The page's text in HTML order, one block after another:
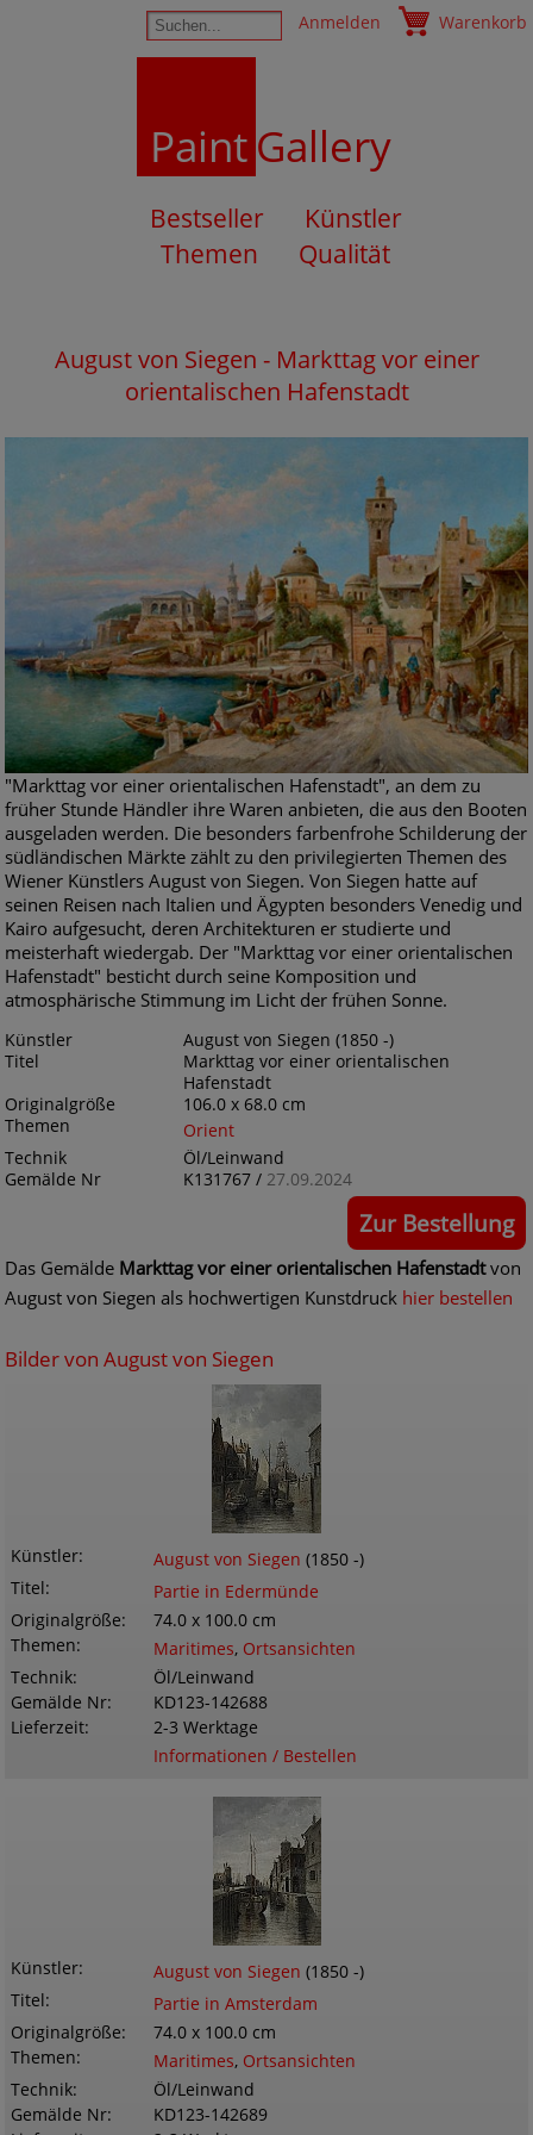
Anmelden Warenkorb
PaintGallery
Bestseller
Künstler
Themen
Qualität
August von Siegen - Markttag vor einer
orientalischen Hafenstadt
"Markttag vor einer orientalischen Hafenstadt", an dem zu
früher Stunde Händler ihre Waren anbieten, die aus den Booten
ausgeladen werden. Die besonders farbenfrohe Schilderung der
südländischen Märkte zählt zu den privilegierten Themen des
Wiener Künstlers August von Siegen. Von Siegen hatte auf
seinen Reisen nach Italien und Ägypten besonders Venedig und
Kairo aufgesucht, deren Architekturen er studierte und
meisterhaft wiedergab. Der "Markttag vor einer orientalischen
Hafenstadt" besticht durch seine Komposition und
atmosphärische Stimmung im Licht der frühen Sonne.
Künstler
August von Siegen (1850 -)
Titel
Markttag vor einer orientalischen
Hafenstadt
Originalgröße
106.0 x 68.0 cm
Themen
Orient
Technik
Öl/Leinwand
Gemälde Nr
K131767 / 27.09.2024
Zur Bestellung
Das Gemälde Markttag vor einer orientalischen Hafenstadtvon
August von Siegen als hochwertigen Kunstdruck hier bestellen
Bilder von August von Siegen
Künstler August von Siegen (1850 -)
Titel
Partie in Edermünde
Originalgröße
74.0 x 100.0 cm
Themen
Maritimes, Ortsansichten
Technik
Öl/Leinwand
Gemälde Nr
KD123-142688
Lieferzeit
2-3 Werktage
Informationen / Bestellen
Künstler August von Siegen (1850 -)
Titel
Partie in Amsterdam
Originalgröße
74.0 x 100.0 cm
Themen
Maritimes, Ortsansichten
Technik
Öl/Leinwand
Gemälde Nr
KD123-142689